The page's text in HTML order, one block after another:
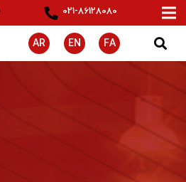
021-86128080
FA
EN
AR